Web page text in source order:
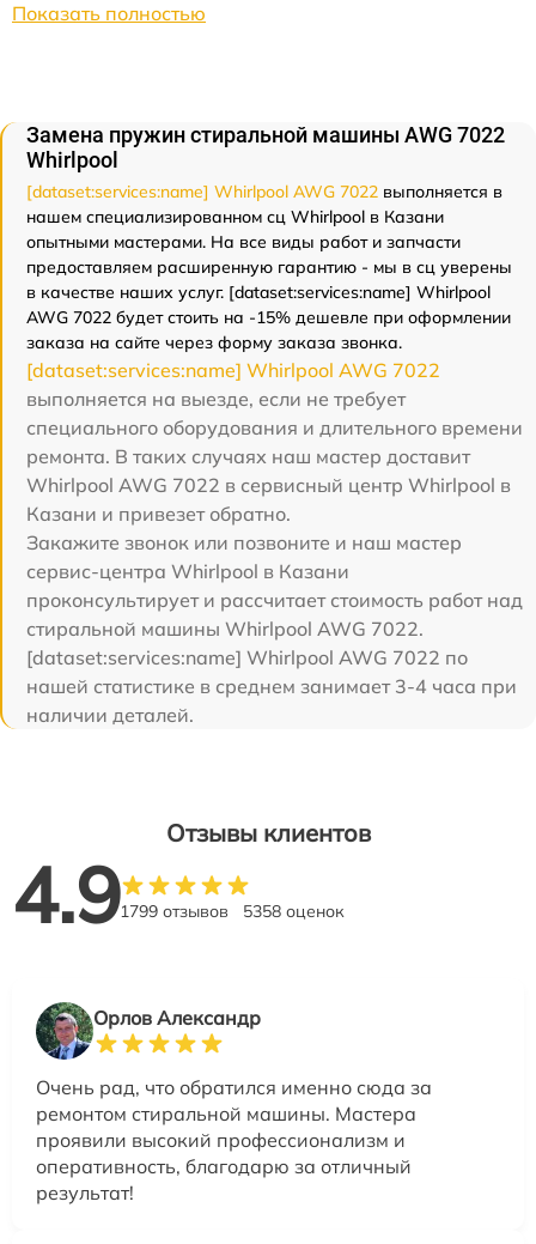
Показать полностью
Замена пружин стиральной машины AWG 7022
Whirlpool
[dataset:services:name] Whirlpool AWG 7022 выполняется в
нашем специализированном сц Whirlpool в Казани
опытными мастерами. На все виды работ и запчасти
предоставляем расширенную гарантию - мы в сц уверены
в качестве наших услуг. [dataset:services:name] Whirlpool
AWG 7022 будет стоить на -15% дешевле при оформлении
заказа на сайте через форму заказа звонка.
[dataset:services:name] Whirlpool AWG 7022
выполняется на выезде, если не требует
специального оборудования и длительного времени
ремонта. В таких случаях наш мастер доставит
Whirlpool AWG 7022 в сервисный центр Whirlpool в
Казани и привезет обратно.
Закажите звонок или позвоните и наш мастер
сервис-центра Whirlpool в Казани
проконсультирует и рассчитает стоимость работ над
стиральной машины Whirlpool AWG 7022.
[dataset:services:name] Whirlpool AWG 7022 по
нашей статистике в среднем занимает 3-4 часа при
наличии деталей.
Отзывы клиентов
4.91799 отзывов 5358 оценок
Орлов Александр
Очень рад, что обратился именно сюда за
ремонтом стиральной машины. Мастера
проявили высокий профессионализм и
оперативность, благодарю за отличный
результат!